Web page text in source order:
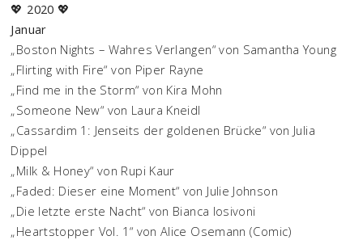
💖 2020 💖
Januar
„Boston Nights – Wahres Verlangen“ von Samantha Young
„Flirting with Fire“ von Piper Rayne
„Find me in the Storm“ von Kira Mohn
„Someone New“ von Laura Kneidl
„Cassardim 1: Jenseits der goldenen Brücke“ von Julia
Dippel
„Milk & Honey“ von Rupi Kaur
„Faded: Dieser eine Moment“ von Julie Johnson
„Die letzte erste Nacht“ von Bianca Iosivoni
„Heartstopper Vol. 1“ von Alice Osemann (Comic)